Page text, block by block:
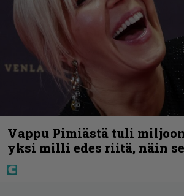
Vappu Pimiästä tuli
yksi milli edes riitä, näin